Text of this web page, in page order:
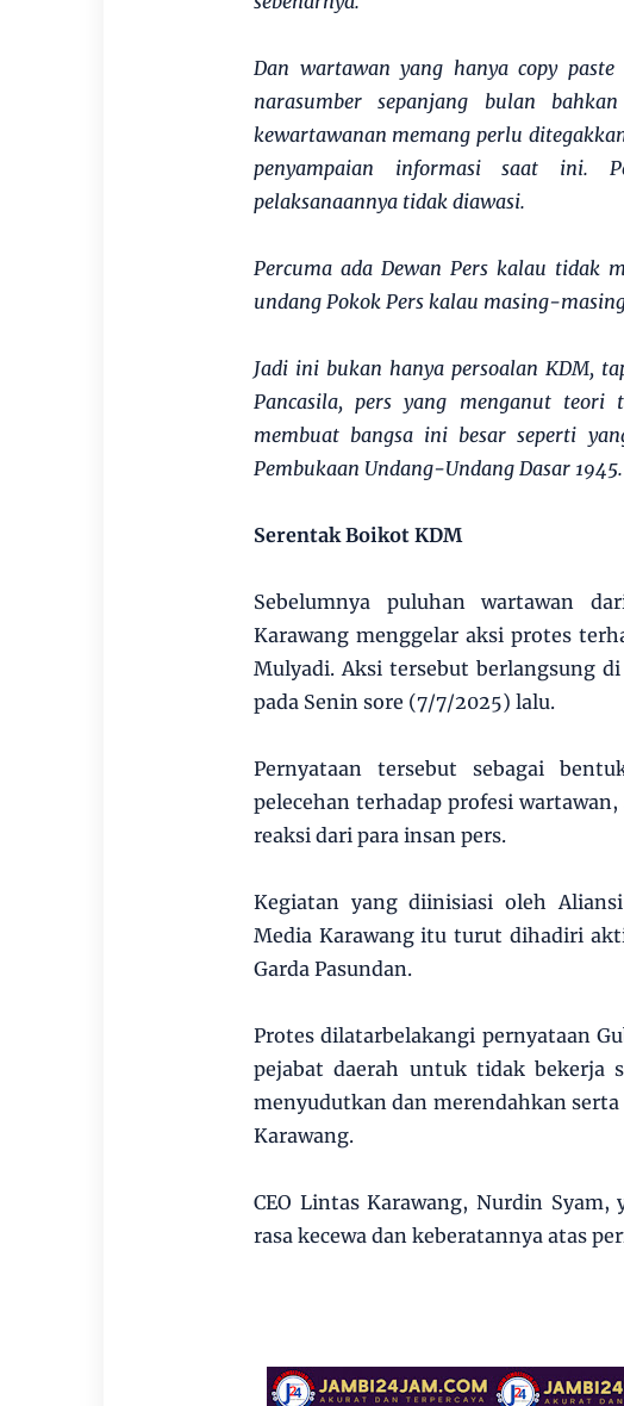
Dan wartawan yang hanya copy
narasumber sepanjang bulan
kewartawanan memang perlu
penyampaian informasi saat ini.
pelaksanaannya tidak diawasi.
Percuma ada Dewan Pers kalau tidak
undang Pokok Pers kalau masing-
Jadi ini bukan hanya persoalan KDM,
Pancasila, pers yang menganut teori
membuat bangsa ini besar seperti
Pembukaan Undang-Undang Dasar
Serentak Boikot KDM
Sebelumnya puluhan wartawan
Karawang menggelar aksi protes
Mulyadi. Aksi tersebut berlangsung
pada Senin sore (7/7/2025) lalu.
Pernyataan tersebut sebagai
pelecehan terhadap profesi
reaksi dari para insan pers.
Kegiatan yang diinisiasi oleh
Media Karawang itu turut dihadiri
Garda Pasundan.
Protes dilatarbelakangi pernyataan
pejabat daerah untuk tidak bekerja
menyudutkan dan merendahkan
Karawang.
CEO Lintas Karawang, Nurdin
rasa kecewa dan keberatannya atas